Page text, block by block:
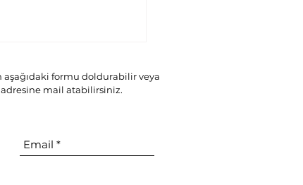
formu doldurabilir veya
adresine mail atabilirsiniz.